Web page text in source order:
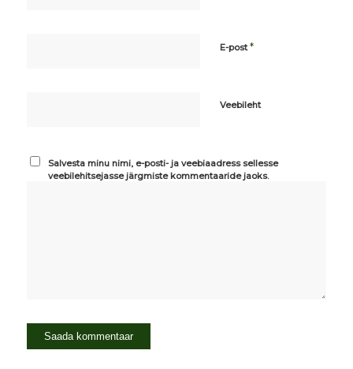
E-post*
Veebileht
Salvesta minu nimi, e-posti- ja veebiaadress sellesse
veebilehitsejasse järgmiste kommentaaride jaoks.